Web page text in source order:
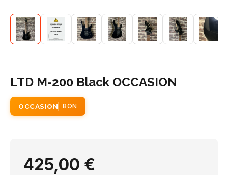
LTD M-200 Black OCCASION
OCCASION BON
425,00 €